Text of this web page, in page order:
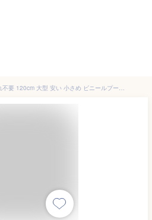
プール 折りたたみ 空気入れ不要 120cm 大型 安い 小さめ ビニールプール ワンタッチ ベランダ ボールプール 家庭用 砂場 折りたたみ式 折り畳みプール キッズ 子供 子ども バスグッズ バスタブ 丸型 円形 サークルタイプ 水遊び お風呂 レジ ファミリープール 23c27-r